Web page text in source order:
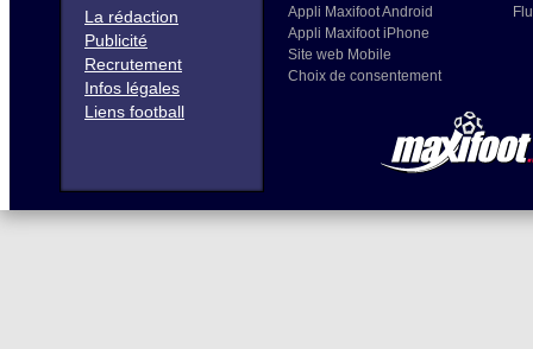
La rédaction
Publicité
Recrutement
Infos légales
Liens football
Appli Maxifoot Android
Appli Maxifoot iPhone
Site web Mobile
Choix de consentement